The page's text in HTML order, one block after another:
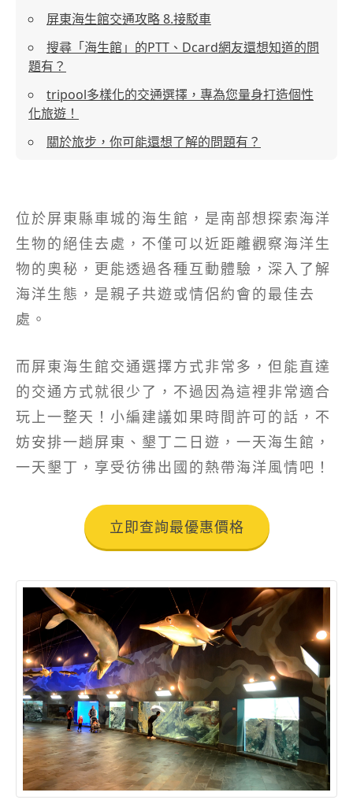
屏東海生館交通攻略 8.接駁車
搜尋「海生館」的PTT、Dcard網友還想知道的問
題有？
tripool多樣化的交通選擇，專為您量身打造個性
化旅遊！
關於旅步，你可能還想了解的問題有？
位於屏東縣車城的海生館，是南部想探索海洋
生物的絕佳去處，不僅可以近距離觀察海洋生
物的奧秘，更能透過各種互動體驗，深入了解
海洋生態，是親子共遊或情侶約會的最佳去
處。
而屏東海生館交通選擇方式非常多，但能直達
的交通方式就很少了，不過因為這裡非常適合
玩上一整天！小編建議如果時間許可的話，不
妨安排一趟屏東、墾丁二日遊，一天海生館，
一天墾丁，享受彷彿出國的熱帶海洋風情吧！
立即查詢最優惠價格